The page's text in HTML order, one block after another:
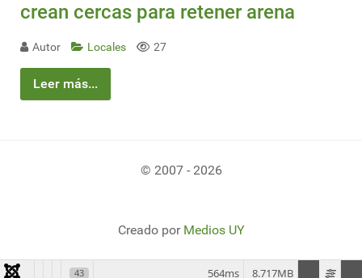
crean cercas para retener arena
Autor Locales 27
Leer más...
© 2007 - 2026
Creado por Medios UY
43 8.717MB
564ms